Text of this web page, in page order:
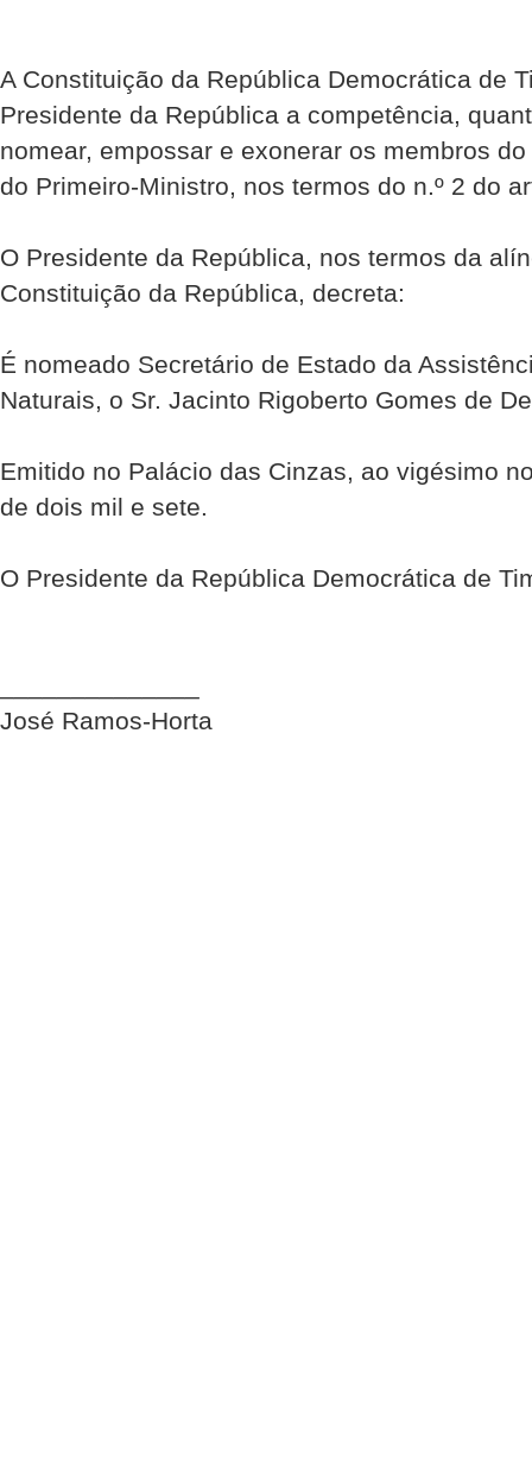
A Constituição da República Democrática de
Presidente da República a competência,
nomear, empossar e exonerar os membros
do Primeiro-Ministro, nos termos do n.º 2 do
O Presidente da República, nos termos da
Constituição da República, decreta:
É nomeado Secretário de Estado da
Naturais, o Sr. Jacinto Rigoberto Gomes de
Emitido no Palácio das Cinzas, ao vigésimo
de dois mil e sete.
O Presidente da República Democrática de
José Ramos-Horta